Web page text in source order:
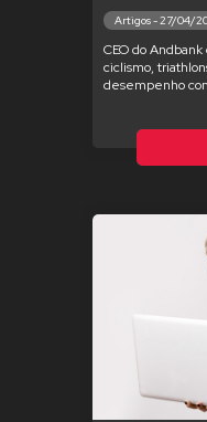
Artigos - 27/04/
CEO do
ciclismo,
desempenho